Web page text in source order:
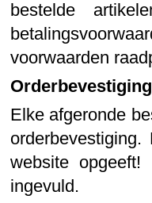
bestelde
voorwaarden
Elke afgeronde
website
ingevuld.